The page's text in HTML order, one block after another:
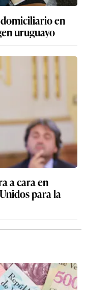
en
uruguayo
a cara en
para la